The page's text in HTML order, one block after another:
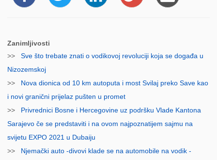
Zanimljivosti
>> Sve što trebate znati o vodikovoj revoluciji koja se događa u
Nizozemskoj
>> Nova dionica od 10 km autoputa i most Svilaj preko Save kao
i novi granični prijelaz pušten u promet
>> Privrednici Bosne i Hercegovine uz podršku Vlade Kantona
Sarajevo če se predstaviti i na ovom najpoznatijem sajmu na
svijetu EXPO 2021 u Dubaiju
>> Njemački auto -divovi klade se na automobile na vodik -